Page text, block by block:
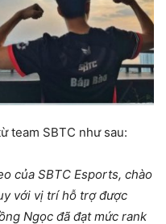
team SBTC như sau:
của SBTC Esports, chào
với vị trí hỗ trợ được
Ngọc đã đạt mức rank